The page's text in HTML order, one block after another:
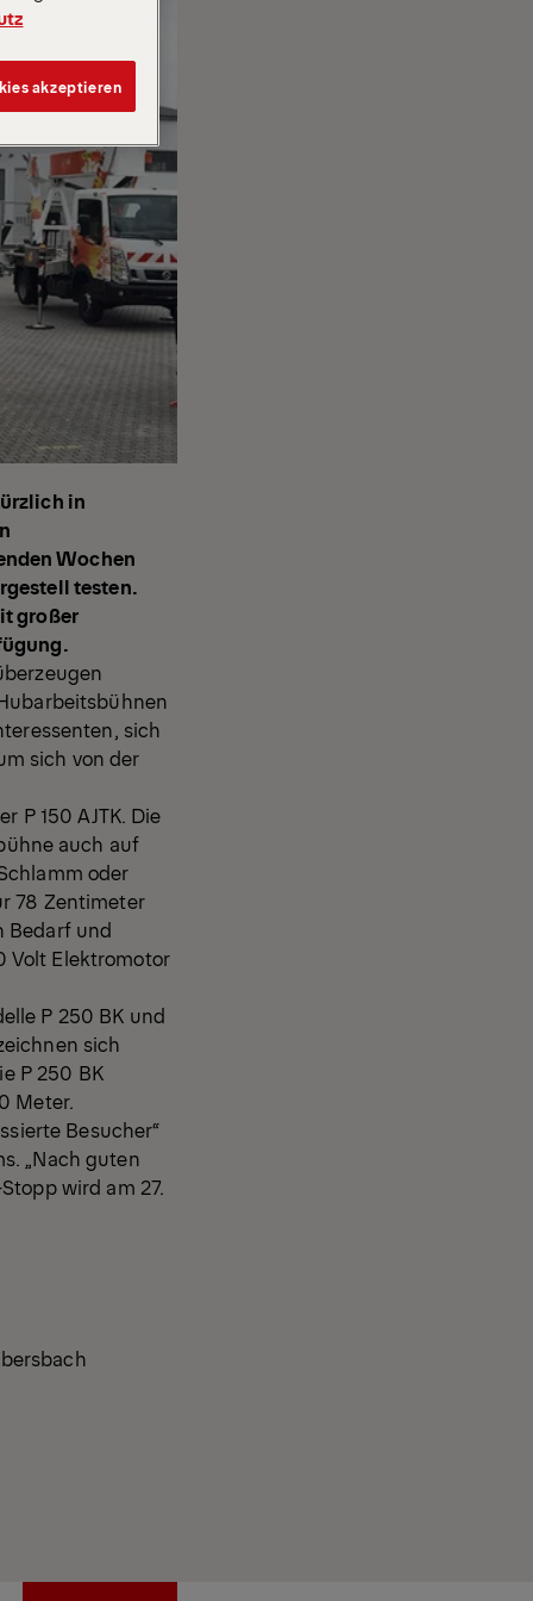
in
Wochen
testen.
großer
sich
sich von der
P 150 AJTK. Die
auch auf
oder
78 Zentimeter
Bedarf und
Volt Elektromotor
P 250 BK und
sich
P 250 BK
Meter.
Besucher“
„Nach guten
wird am 27.
akzeptieren